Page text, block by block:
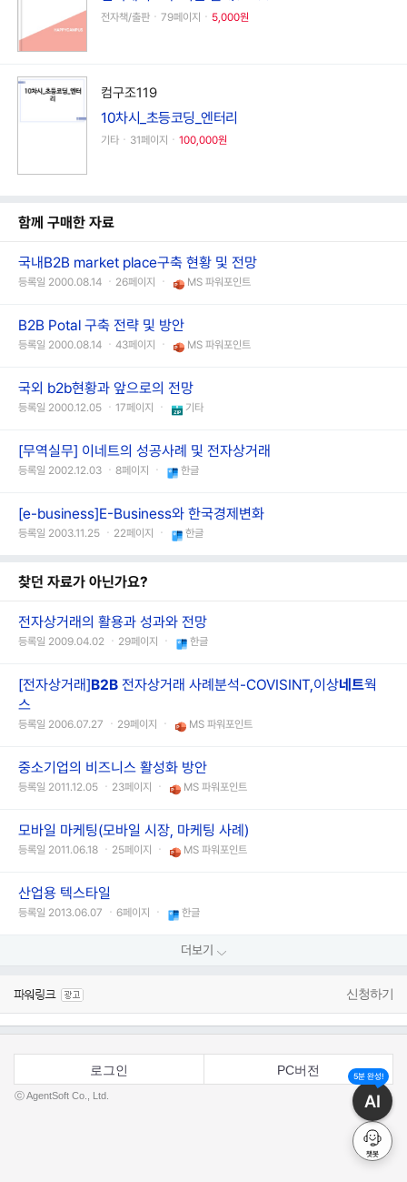
전자책/출판ㆍ79페이지ㆍ 5,000원
컴구조119
10차시_초등코딩_엔터리
기타ㆍ31페이지ㆍ 100,000원
함께 구매한 자료
국내B2B market place구축 현황 및 전망
등록일 2000.08.14 ㆍ26페이지 ㆍ MS 파워포인트
B2B Potal 구축 전략 및 방안
등록일 2000.08.14 ㆍ43페이지 ㆍ MS 파워포인트
국외 b2b현황과 앞으로의 전망
등록일 2000.12.05 ㆍ17페이지 ㆍ 기타
[무역실무] 이네트의 성공사례 및 전자상거래
등록일 2002.12.03 ㆍ8페이지 ㆍ 한글
[e-business]E-Business와 한국경제변화
등록일 2003.11.25 ㆍ22페이지 ㆍ 한글
찾던 자료가 아닌가요?
전자상거래의 활용과 성과와 전망
등록일 2009.04.02 ㆍ29페이지 ㆍ 한글
[전자상거래]B2B 전자상거래 사례분석-COVISINT,이상네트웍
스
등록일 2006.07.27 ㆍ29페이지 ㆍ MS 파워포인트
중소기업의 비즈니스 활성화 방안
등록일 2011.12.05 ㆍ23페이지 ㆍ MS 파워포인트
모바일 마케팅(모바일 시장, 마케팅 사례)
등록일 2011.06.18 ㆍ25페이지 ㆍ MS 파워포인트
산업용 텍스타일
등록일 2013.06.07 ㆍ6페이지 ㆍ 한글
더보기
신청하기
로그인 PC버전
ⓒ AgentSoft Co., Ltd.
5분 완성!
AI
챗봇